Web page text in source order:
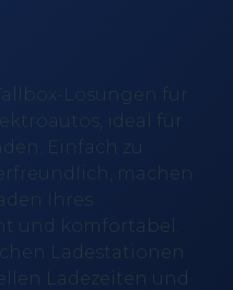
Lösungen für
ideal für
Einfach zu
machen
Ihres
und komfortabel.
Ladestationen
Ladezeiten und